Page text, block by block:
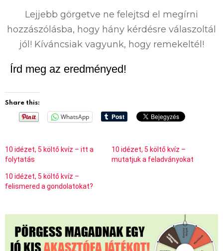
Lejjebb görgetve ne felejtsd el megírni
hozzászólásba, hogy hány kérdésre válaszoltál
jól! Kíváncsiak vagyunk, hogy remekeltél!
Írd meg az eredményed!
Share this:
WhatsApp
10 idézet, 5 költő kvíz – itt a
folytatás
10 idézet, 5 költő kvíz –
mutatjuk a feladványokat
10 idézet, 5 költő kvíz –
felismered a gondolatokat?